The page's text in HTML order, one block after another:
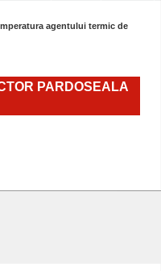
agentului termic de
PARDOSEALA